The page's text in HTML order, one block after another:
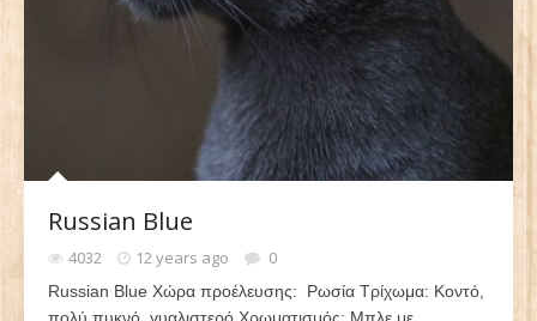
Russian Blue
4032 12 years ago 0
Russian Blue Χώρα προέλευσης: Ρωσία Τρίχωμα: Κοντό,
πολύ πυκνό, γυαλιστερό Χρωματισμός: Μπλε με